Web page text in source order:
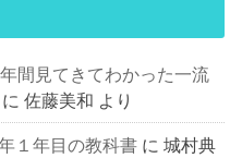
間見てきてわかった一流
に佐藤美和 より
１年目の教科書 に城村典